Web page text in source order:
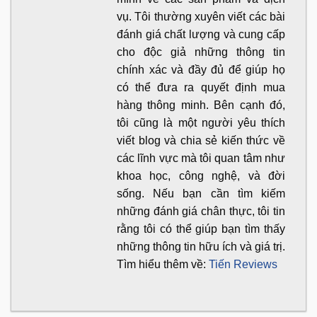
vụ. Tôi thường xuyên viết các bài
đánh giá chất lượng và cung cấp
cho độc giả những thông tin
chính xác và đầy đủ để giúp họ
có thể đưa ra quyết định mua
hàng thông minh. Bên cạnh đó,
tôi cũng là một người yêu thích
viết blog và chia sẻ kiến thức về
các lĩnh vực mà tôi quan tâm như
khoa học, công nghệ, và đời
sống. Nếu bạn cần tìm kiếm
những đánh giá chân thực, tôi tin
rằng tôi có thể giúp bạn tìm thấy
những thông tin hữu ích và giá trị.
Tìm hiểu thêm về: Tiến Reviews